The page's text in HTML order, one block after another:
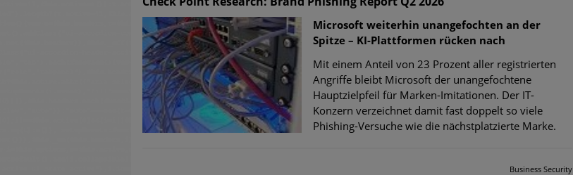
Microsoft weiterhin unangefochten an der
Spitze – KI-Plattformen rücken nach
Mit einem Anteil von 23 Prozent aller registrierten
Angriffe bleibt Microsoft der unangefochtene
Hauptzielpfeil für Marken-Imitationen. Der IT-
Konzern verzeichnet damit fast doppelt so viele
Phishing-Versuche wie die nächstplatzierte Marke.
Business Security